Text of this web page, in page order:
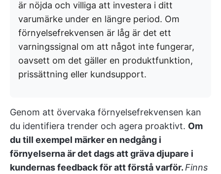
är nöjda och villiga att investera i ditt
varumärke under en längre period. Om
förnyelsefrekvensen är låg är det ett
varningssignal om att något inte fungerar,
oavsett om det gäller en produktfunktion,
prissättning eller kundsupport.
Genom att övervaka förnyelsefrekvensen kan
du identifiera trender och agera proaktivt. Om
du till exempel märker en nedgång i
förnyelserna är det dags att gräva djupare i
kundernas feedback för att förstå varför. Finns